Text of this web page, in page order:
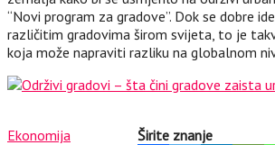
“Novi program za gradove”. Dok se dobre
različitim gradovima širom svijeta, to je
koja može napraviti razliku na globalnom
Širite znanje
Ekonomija